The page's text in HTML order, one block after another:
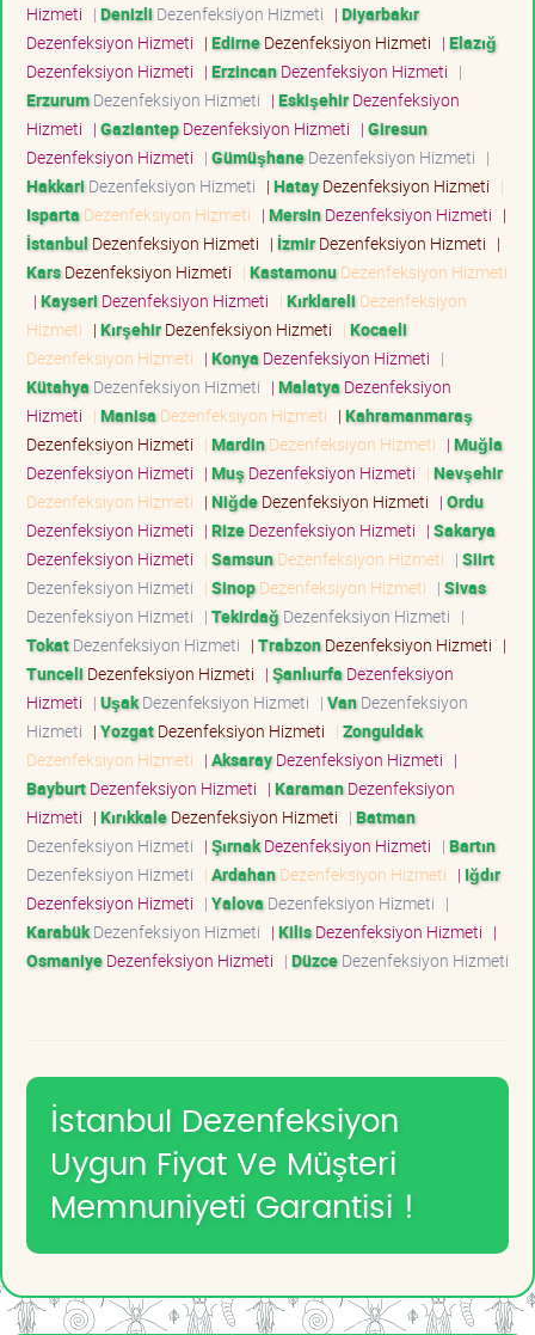
Hizmeti | Denizli Dezenfeksiyon Hizmeti | Diyarbakır
Dezenfeksiyon Hizmeti | EdirneDezenfeksiyon Hizmeti | Elazığ
Dezenfeksiyon Hizmeti | ErzincanDezenfeksiyon Hizmeti |
ErzurumDezenfeksiyon Hizmeti | EskişehirDezenfeksiyon
Hizmeti | GaziantepDezenfeksiyon Hizmeti | Giresun
Dezenfeksiyon Hizmeti | GümüşhaneDezenfeksiyon Hizmeti |
Hakkari Dezenfeksiyon Hizmeti | HatayDezenfeksiyon Hizmeti |
Isparta Dezenfeksiyon Hizmeti | MersinDezenfeksiyon Hizmeti |
İstanbul Dezenfeksiyon Hizmeti | İzmirDezenfeksiyon Hizmeti |
KarsDezenfeksiyon Hizmeti | KastamonuDezenfeksiyon Hizmeti
| Kayseri Dezenfeksiyon Hizmeti | Kırklareli Dezenfeksiyon
Hizmeti | KırşehirDezenfeksiyon Hizmeti | Kocaeli
Dezenfeksiyon Hizmeti | Konya Dezenfeksiyon Hizmeti |
Kütahya Dezenfeksiyon Hizmeti | Malatya Dezenfeksiyon
Hizmeti | Manisa Dezenfeksiyon Hizmeti | Kahramanmaraş
Dezenfeksiyon Hizmeti | MardinDezenfeksiyon Hizmeti | Muğla
Dezenfeksiyon Hizmeti | Muş Dezenfeksiyon Hizmeti | Nevşehir
Dezenfeksiyon Hizmeti | NiğdeDezenfeksiyon Hizmeti | Ordu
Dezenfeksiyon Hizmeti | RizeDezenfeksiyon Hizmeti | Sakarya
Dezenfeksiyon Hizmeti | SamsunDezenfeksiyon Hizmeti | Siirt
Dezenfeksiyon Hizmeti | SinopDezenfeksiyon Hizmeti | Sivas
Dezenfeksiyon Hizmeti | Tekirdağ Dezenfeksiyon Hizmeti |
TokatDezenfeksiyon Hizmeti | TrabzonDezenfeksiyon Hizmeti |
Tunceli Dezenfeksiyon Hizmeti | Şanlıurfa Dezenfeksiyon
Hizmeti | UşakDezenfeksiyon Hizmeti | VanDezenfeksiyon
Hizmeti | YozgatDezenfeksiyon Hizmeti | Zonguldak
Dezenfeksiyon Hizmeti | AksarayDezenfeksiyon Hizmeti |
BayburtDezenfeksiyon Hizmeti | KaramanDezenfeksiyon
Hizmeti | KırıkkaleDezenfeksiyon Hizmeti | Batman
Dezenfeksiyon Hizmeti | ŞırnakDezenfeksiyon Hizmeti | Bartın
Dezenfeksiyon Hizmeti | ArdahanDezenfeksiyon Hizmeti | Iğdır
Dezenfeksiyon Hizmeti | Yalova Dezenfeksiyon Hizmeti |
KarabükDezenfeksiyon Hizmeti | KilisDezenfeksiyon Hizmeti |
OsmaniyeDezenfeksiyon Hizmeti | DüzceDezenfeksiyon Hizmeti
İstanbul Dezenfeksiyon
Uygun Fiyat Ve Müşteri
Memnuniyeti Garantisi !